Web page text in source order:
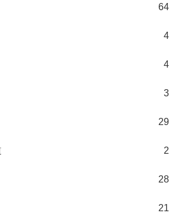
64
4
4
3
29
2
28
21